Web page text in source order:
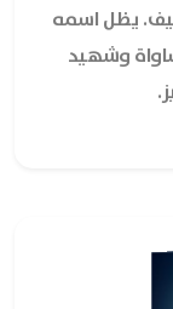
يظل اسمه
وشهيد